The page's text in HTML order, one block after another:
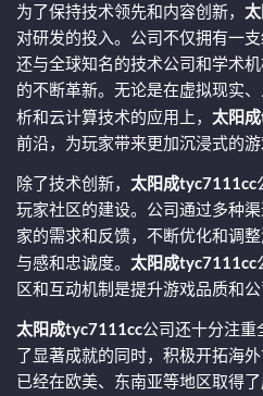
为了保持技术领先和内容创新，
对研发的投入。公司不仅拥有一
还与全球知名的技术公司和学术
的不断革新。无论是在虚拟现实
析和云计算技术的应用上， 太阳
前沿，为玩家带来更加沉浸式的游
除了技术创新， 太阳成tyc7111cc
玩家社区的建设。公司通过多种
家的需求和反馈，不断优化和调
与感和忠诚度。 太阳成tyc7111cc
区和互动机制是提升游戏品质和公
太阳成tyc7111cc公司还十分注
了显著成就的同时，积极开拓海
已经在欧美、东南亚等地区取得